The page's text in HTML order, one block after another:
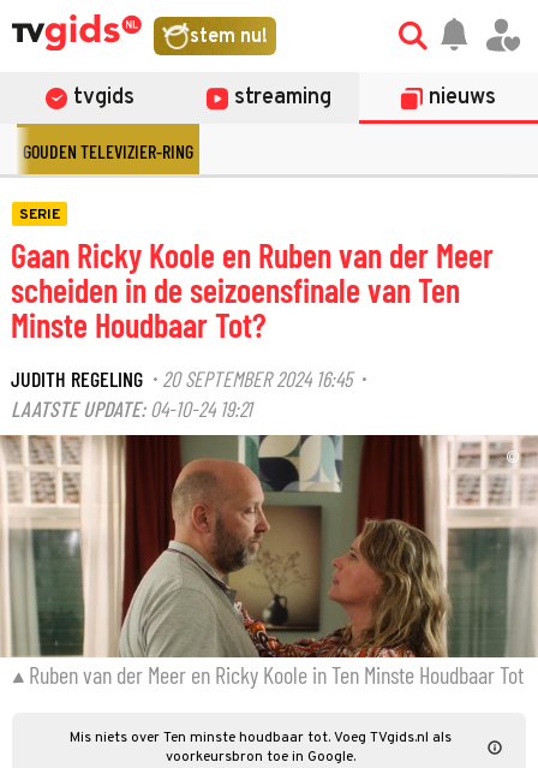
stem nu!
tvgids streaming nieuws
GOUDEN TELEVIZIER-RING
SERIE
Gaan Ricky Koole en Ruben van der Meer
scheiden in de seizoensfinale van Ten
Minste Houdbaar Tot?
JUDITH REGELING · 20 SEPTEMBER 2024 16:45·
LAATSTE UPDATE: 04-10-24 19:21
©
Ruben van der Meer en Ricky Koole in Ten Minste Houdbaar Tot
Mis niets over Ten minste houdbaar tot. Voeg TVgids.nl als
voorkeursbron toe in Google.